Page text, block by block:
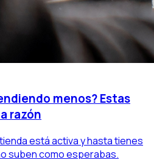
menos? Estas
razón
está activa y hasta tienes
suben como esperabas.